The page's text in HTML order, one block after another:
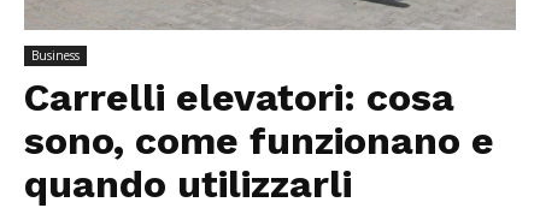
Business
Carrelli elevatori: cosa
sono, come funzionano e
quando utilizzarli